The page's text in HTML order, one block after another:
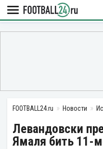
FOOTBALL24.ru Новости
Левандовски
Ямаля бить 11-